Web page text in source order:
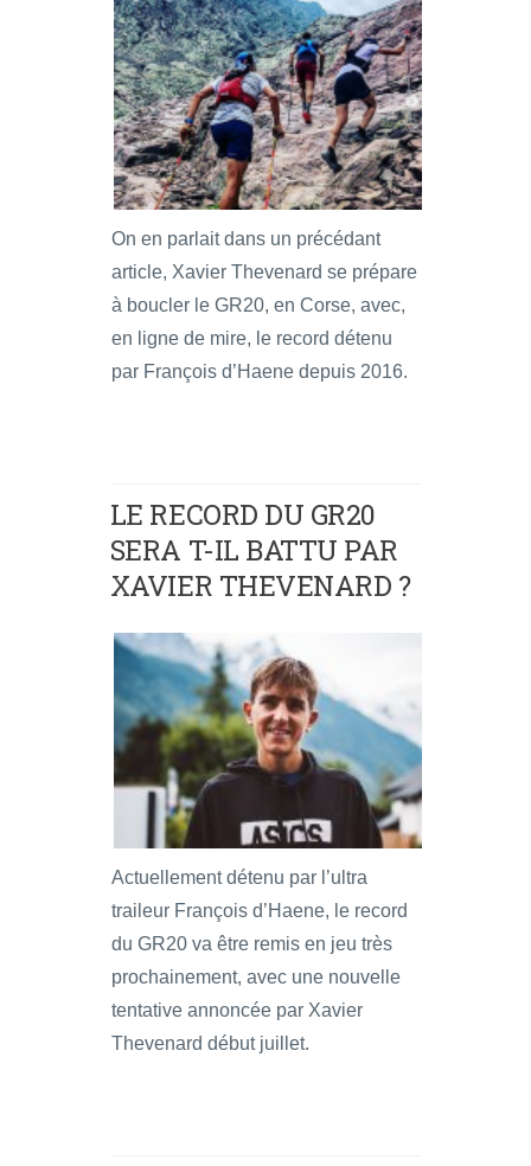
On en parlait dans un précédant
article, Xavier Thevenard se prépare
à boucler le GR20, en Corse, avec,
en ligne de mire, le record détenu
par François d’Haene depuis 2016.
LE RECORD DU GR20
SERA T-IL BATTU PAR
XAVIER THEVENARD ?
Actuellement détenu par l’ultra
traileur François d’Haene, le record
du GR20 va être remis en jeu très
prochainement, avec une nouvelle
tentative annoncée par Xavier
Thevenard début juillet.